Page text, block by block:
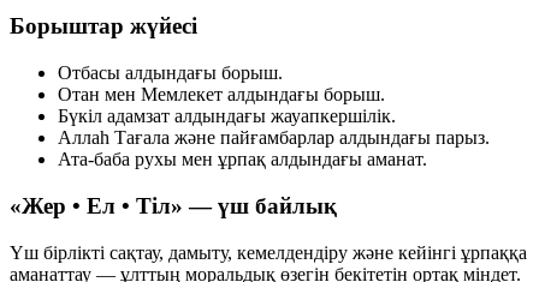
Борыштар жүйесі
Отбасы алдындағы борыш.
Отан мен Мемлекет алдындағы борыш.
Бүкіл адамзат алдындағы жауапкершілік.
Аллаһ Тағала және пайғамбарлар алдындағы парыз.
Ата-баба рухы мен ұрпақ алдындағы аманат.
«Жер • Ел • Тіл» — үш байлық
Үш бірлікті сақтау, дамыту, кемелдендіру және кейінгі ұрпаққа
аманаттау — ұлттың моральдық өзегін бекітетін ортақ міндет.